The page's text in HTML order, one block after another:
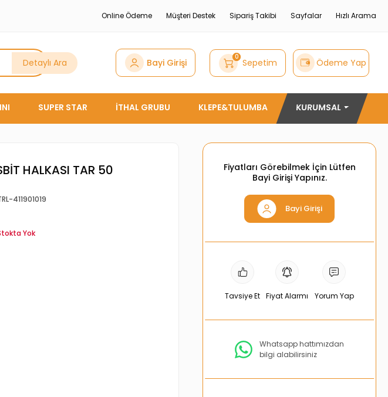
Online Ödeme Müşteri Destek Sipariş Takibi Sayfalar Hızlı Arama
Detaylı Ara Bayi Girişi 0 Sepetim Ödeme Yap
SUPER STAR İTHAL GRUBU KLEPE&TULUMBA KURUMSAL
HALKASI TAR 50
411901019
Yok
Fiyatları Görebilmek İçin Lütfen
Bayi Girişi Yapınız.
Bayi Girişi
Tavsiye Et Fiyat Alarmı Yorum Yap
Whatsapp hattımızdan
bilgi alabilirsiniz